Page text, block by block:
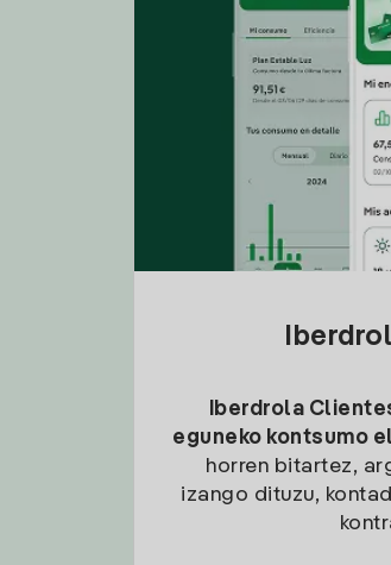
Iberdrola
eguneko kontsumo
horren bitartez,
izango dituzu,